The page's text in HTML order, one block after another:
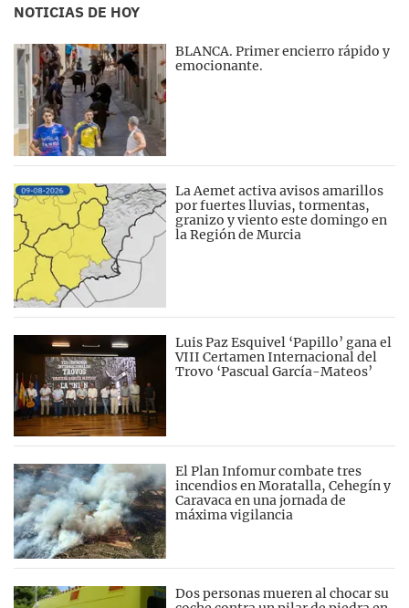
NOTICIAS DE HOY
BLANCA. Primer encierro rápido y
emocionante.
La Aemet activa avisos amarillos
por fuertes lluvias, tormentas,
granizo y viento este domingo en
la Región de Murcia
Luis Paz Esquivel ‘Papillo’ gana el
VIII Certamen Internacional del
Trovo ‘Pascual García-Mateos’
El Plan Infomur combate tres
incendios en Moratalla, Cehegín y
Caravaca en una jornada de
máxima vigilancia
Dos personas mueren al chocar su